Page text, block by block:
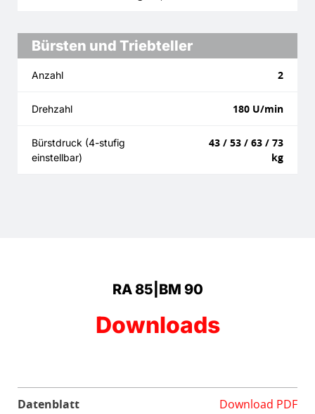
Bürsten und Triebteller
Anzahl 2
Drehzahl 180 U/min
Bürstdruck (4-stufig
einstellbar)
43 / 53 / 63 / 73
kg
RA 85|BM 90
Downloads
Datenblatt Download PDF